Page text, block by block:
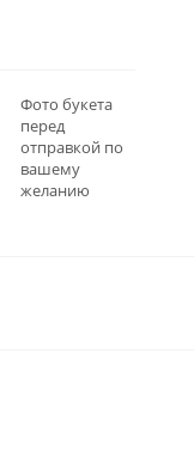
Фото букета
перед
отправкой по
вашему
желанию